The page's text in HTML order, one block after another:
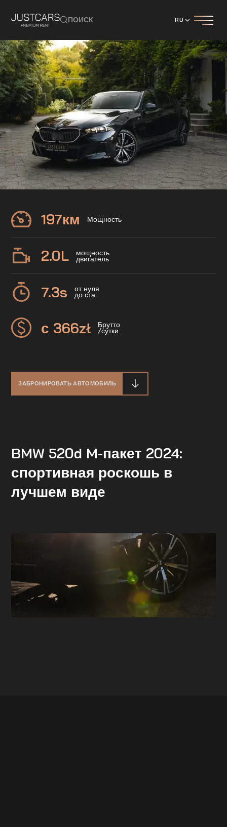
ПОИСК RU
BMW
520d M-пакет
197км Мощность
2.0L мощность
двигатель
7.3s от нуля
до ста
с 366zł Брутто
/сутки
ЗАБРОНИРОВАТЬ АВТОМОБИЛЬ
BMW 520d M-пакет 2024:
спортивная роскошь в
лучшем виде